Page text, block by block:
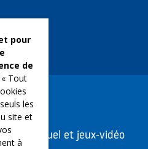
Audiovisuel et jeux-vidéo
pour
de
Tout
les
site et
à